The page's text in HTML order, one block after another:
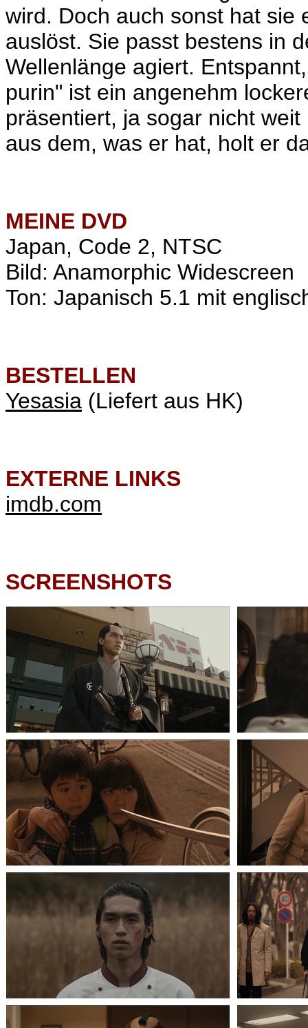
wird. Doch auch sonst hat sie
auslöst. Sie passt bestens in
Wellenlänge agiert.
purin" ist ein angenehm
präsentiert, ja sogar nicht
aus dem, was er hat, holt er
MEINE DVD
Japan, Code 2, NTSC
Bild: Anamorphic Widescreen
Ton: Japanisch 5.1 mit
BESTELLEN
Yesasia (Liefert aus HK)
EXTERNE LINKS
imdb.com
SCREENSHOTS